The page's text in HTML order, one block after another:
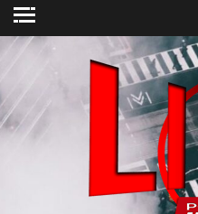
Saltar
contenido